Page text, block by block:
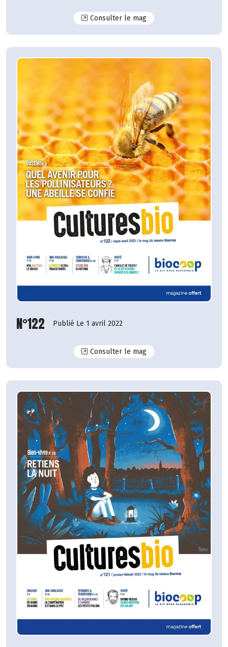
Consulter le magN°123
N°122 Publié Le 1 avril 2022
Consulter le magN°122